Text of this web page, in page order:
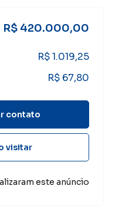
R$ 420.000,00
R$ 1.019,25
R$ 67,80
contato
visitar
este anúncio